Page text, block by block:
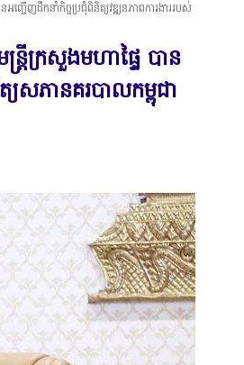
ញ្ជើញដឹកនាំកិច្ចប្រជុំពិនិត្យវឌ្ឍនភាពការងាររបស់
ត្រីក្រសួងមហាផ្ទៃ បាន
យសភានគរបាលកម្ពុជា
* គេហទំព័រ ស៊ីអេចអធីវីអនឡាញ ជាព័ត៌មានពិ